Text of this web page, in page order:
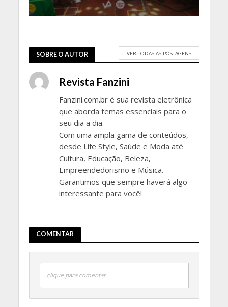
SOBRE O AUTOR VER TODAS AS POSTAGENS
Revista Fanzini
Fanzini.com.br é sua revista eletrônica
que aborda temas essenciais para o
seu dia a dia.
Com uma ampla gama de conteúdos,
desde Life Style, Saúde e Moda até
Cultura, Educação, Beleza,
Empreendedorismo e Música.
Garantimos que sempre haverá algo
interessante para você!
COMENTAR
clique para comentar